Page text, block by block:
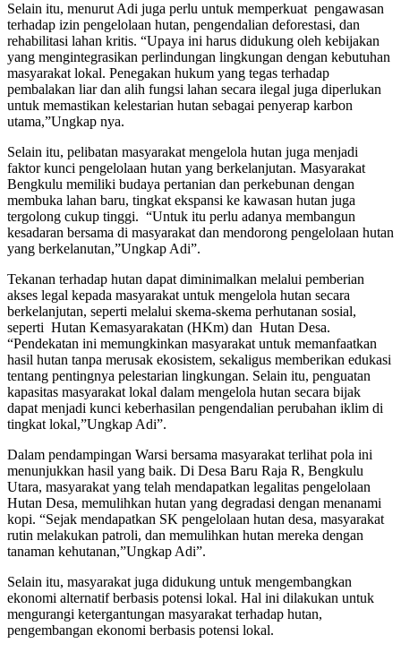
Selain itu, menurut Adi juga perlu untuk memperkuat pengawasan
terhadap izin pengelolaan hutan, pengendalian deforestasi, dan
rehabilitasi lahan kritis. “Upaya ini harus didukung oleh kebijakan
yang mengintegrasikan perlindungan lingkungan dengan kebutuhan
masyarakat lokal. Penegakan hukum yang tegas terhadap
pembalakan liar dan alih fungsi lahan secara ilegal juga diperlukan
untuk memastikan kelestarian hutan sebagai penyerap karbon
utama,”Ungkap nya.
Selain itu, pelibatan masyarakat mengelola hutan juga menjadi
faktor kunci pengelolaan hutan yang berkelanjutan. Masyarakat
Bengkulu memiliki budaya pertanian dan perkebunan dengan
membuka lahan baru, tingkat ekspansi ke kawasan hutan juga
tergolong cukup tinggi. “Untuk itu perlu adanya membangun
kesadaran bersama di masyarakat dan mendorong pengelolaan hutan
yang berkelanutan,”Ungkap Adi”.
Tekanan terhadap hutan dapat diminimalkan melalui pemberian
akses legal kepada masyarakat untuk mengelola hutan secara
berkelanjutan, seperti melalui skema-skema perhutanan sosial,
seperti Hutan Kemasyarakatan (HKm) dan Hutan Desa.
“Pendekatan ini memungkinkan masyarakat untuk memanfaatkan
hasil hutan tanpa merusak ekosistem, sekaligus memberikan edukasi
tentang pentingnya pelestarian lingkungan. Selain itu, penguatan
kapasitas masyarakat lokal dalam mengelola hutan secara bijak
dapat menjadi kunci keberhasilan pengendalian perubahan iklim di
tingkat lokal,”Ungkap Adi”.
Dalam pendampingan Warsi bersama masyarakat terlihat pola ini
menunjukkan hasil yang baik. Di Desa Baru Raja R, Bengkulu
Utara, masyarakat yang telah mendapatkan legalitas pengelolaan
Hutan Desa, memulihkan hutan yang degradasi dengan menanami
kopi. “Sejak mendapatkan SK pengelolaan hutan desa, masyarakat
rutin melakukan patroli, dan memulihkan hutan mereka dengan
tanaman kehutanan,”Ungkap Adi”.
Selain itu, masyarakat juga didukung untuk mengembangkan
ekonomi alternatif berbasis potensi lokal. Hal ini dilakukan untuk
mengurangi ketergantungan masyarakat terhadap hutan,
pengembangan ekonomi berbasis potensi lokal.